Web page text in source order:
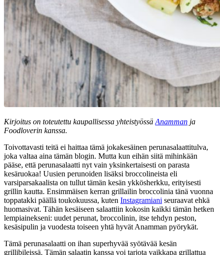
Kirjoitus on toteutettu kaupallisessa yhteistyössä Anamman ja
Foodloverin kanssa.
Toivottavasti teitä ei haittaa tämä jokakesäinen perunasalaattitulva,
joka valtaa aina tämän blogin. Mutta kun eihän siitä mihinkään
pääse, että perunasalaatti nyt vain yksinkertaisesti on parasta
kesäruokaa! Uusien perunoiden lisäksi broccolineista eli
varsiparsakaalista on tullut tämän kesän ykkösherkku, erityisesti
grillin kautta. Ensimmäisen kerran grillailin broccolinia tänä vuonna
toppatakki päällä toukokuussa, kuten Instagramiani seuraavat ehkä
huomasivat. Tähän kesäiseen salaattiin kokosin kaikki tämän hetken
lempiainekseni: uudet perunat, broccolinin, itse tehdyn peston,
kesäsipulin ja vuodesta toiseen yhtä hyvät Anamman pyörykät.
Tämä perunasalaatti on ihan superhyvää syötävää kesän
grillibileissä. Tämän salaatin kanssa voi tarjota vaikkapa grillattua